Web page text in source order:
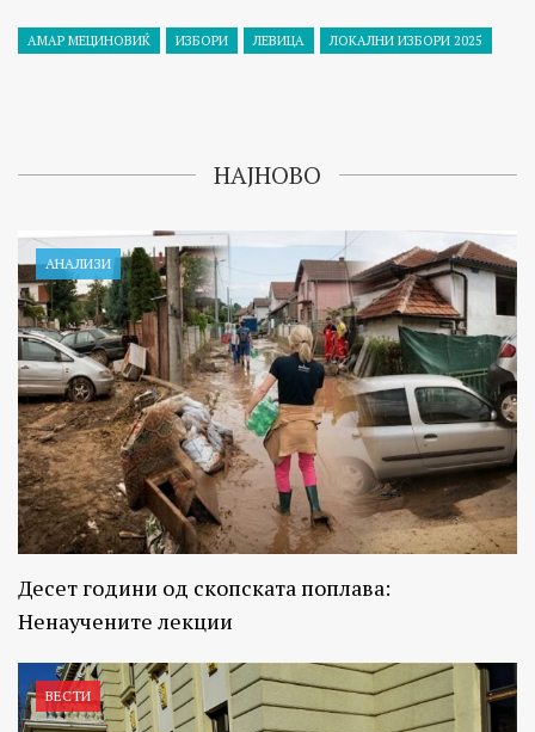
АМАР МЕЦИНОВИЌ ИЗБОРИ ЛЕВИЦА ЛОКАЛНИ ИЗБОРИ 2025
НАЈНОВО
АНАЛИЗИ
Десет години од скопската поплава:
Ненаучените лекции
ВЕСТИ